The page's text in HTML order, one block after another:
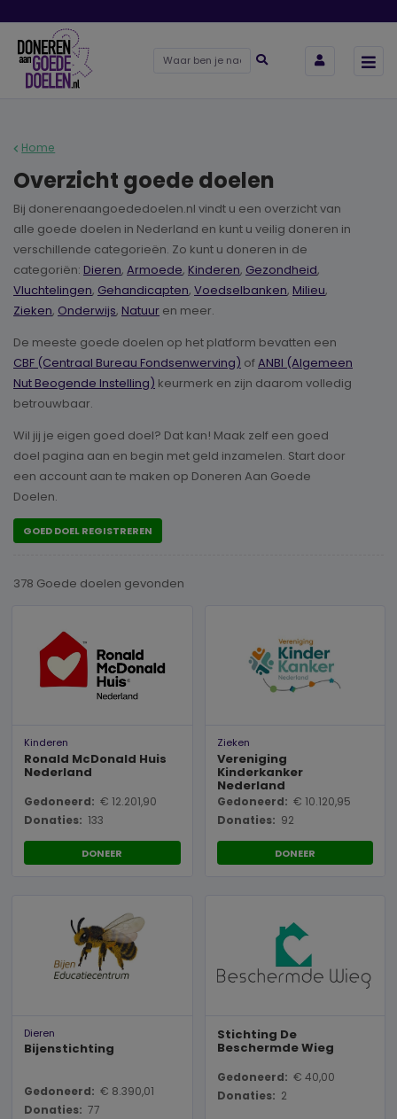
Home
Overzicht goede doelen
Bij donerenaangoededoelen.nl vindt u een overzicht van
alle goede doelen in Nederland en kunt u veilig doneren in
verschillende categorieën. Zo kunt u doneren in de
categoriën: Dieren, Armoede, Kinderen, Gezondheid,
Vluchtelingen, Gehandicapten, Voedselbanken, Milieu,
Zieken, Onderwijs, Natuur en meer.
De meeste goede doelen op het platform bevatten een
CBF (Centraal Bureau Fondsenwerving) ofANBI (Algemeen
Nut Beogende Instelling) keurmerk en zijn daarom volledig
betrouwbaar.
Wil jij je eigen goed doel? Dat kan! Maak zelf een goed
doel pagina aan en begin met geld inzamelen. Start door
een account aan te maken op Doneren Aan Goede
Doelen.
GOED DOEL REGISTREREN
378 Goede doelen gevonden
Kinderen
Ronald McDonald Huis
Nederland
Gedoneerd: € 12.201,90
Donaties: 133
DONEER
Zieken
Vereniging
Kinderkanker
Nederland
Gedoneerd: € 10.120,95
Donaties: 92
DONEER
Dieren
Bijenstichting
Gedoneerd: € 8.390,01
Donaties: 77
Stichting De
Beschermde Wieg
Gedoneerd: € 40,00
Donaties: 2